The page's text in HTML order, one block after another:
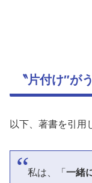
〝片付け″が
以下、著書を引用
私は、「 一緒